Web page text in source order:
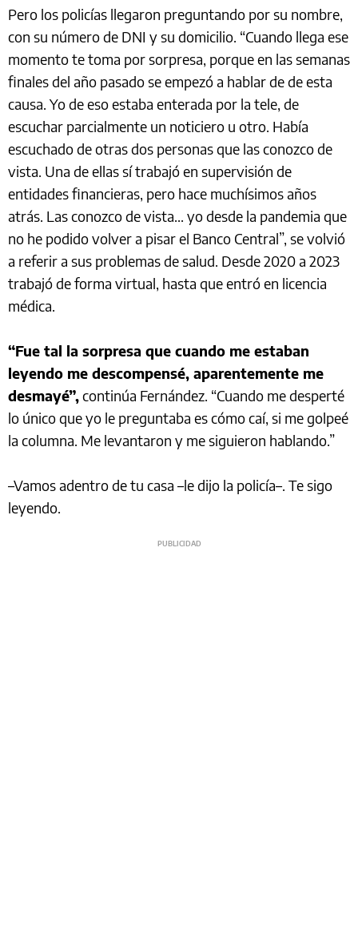
Pero los policías llegaron preguntando por su nombre,
con su número de DNI y su domicilio. “Cuando llega ese
momento te toma por sorpresa, porque en las semanas
finales del año pasado se empezó a hablar de de esta
causa. Yo de eso estaba enterada por la tele, de
escuchar parcialmente un noticiero u otro. Había
escuchado de otras dos personas que las conozco de
vista. Una de ellas sí trabajó en supervisión de
entidades financieras, pero hace muchísimos años
atrás. Las conozco de vista... yo desde la pandemia que
no he podido volver a pisar el Banco Central”, se volvió
a referir a sus problemas de salud. Desde 2020 a 2023
trabajó de forma virtual, hasta que entró en licencia
médica.
“Fue tal la sorpresa que cuando me estaban
leyendo me descompensé, aparentemente me
desmayé”,continúa Fernández. “Cuando me desperté
lo único que yo le preguntaba es cómo caí, si me golpeé
la columna. Me levantaron y me siguieron hablando.”
–Vamos adentro de tu casa –le dijo la policía–. Te sigo
leyendo.